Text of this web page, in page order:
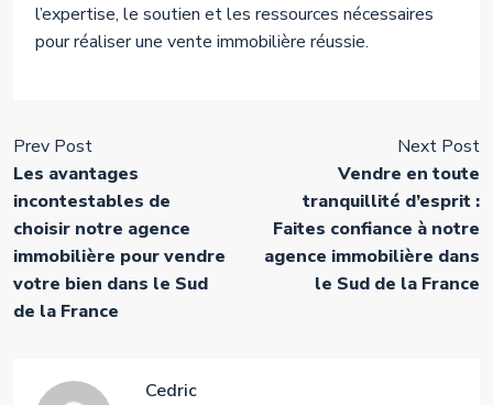
l’expertise, le soutien et les ressources nécessaires
pour réaliser une vente immobilière réussie.
Prev Post
Les avantages
incontestables de
choisir notre agence
immobilière pour vendre
votre bien dans le Sud
de la France
Next Post
Vendre en toute
tranquillité d’esprit :
Faites confiance à notre
agence immobilière dans
le Sud de la France
Cedric